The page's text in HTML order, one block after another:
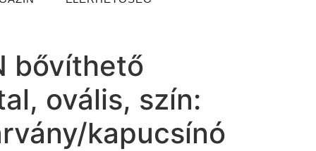
bővíthető
ovális, szín:
kapucsínó